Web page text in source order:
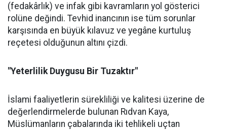
(fedakârlık) ve infak gibi kavramların yol gösterici
rolüne değindi. Tevhid inancının ise tüm sorunlar
karşısında en büyük kılavuz ve yegâne kurtuluş
reçetesi olduğunun altını çizdi.
"Yeterlilik Duygusu Bir Tuzaktır"
İslami faaliyetlerin sürekliliği ve kalitesi üzerine de
değerlendirmelerde bulunan Rıdvan Kaya,
Müslümanların çabalarında iki tehlikeli uçtan